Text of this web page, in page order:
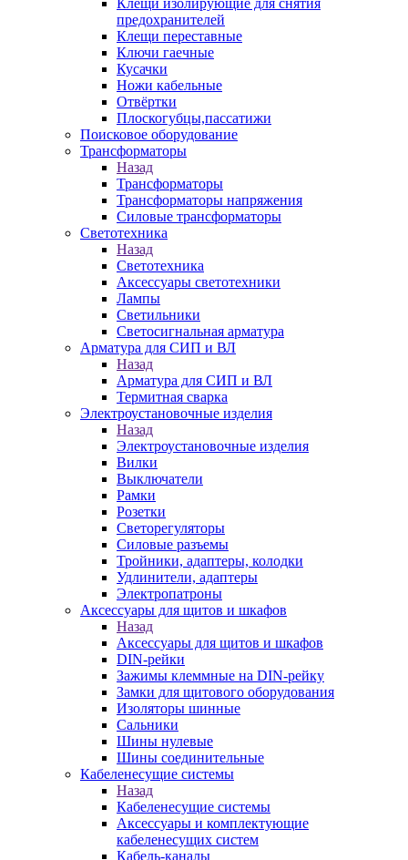
Клещи изолирующие для снятия
предохранителей
Клещи переставные
Ключи гаечные
Кусачки
Ножи кабельные
Отвёртки
Плоскогубцы,пассатижи
Поисковое оборудование
Трансформаторы
Назад
Трансформаторы
Трансформаторы напряжения
Силовые трансформаторы
Светотехника
Назад
Светотехника
Аксессуары светотехники
Лампы
Светильники
Светосигнальная арматура
Арматура для СИП и ВЛ
Назад
Арматура для СИП и ВЛ
Термитная сварка
Электроустановочные изделия
Назад
Электроустановочные изделия
Вилки
Выключатели
Рамки
Розетки
Светорегуляторы
Силовые разъемы
Тройники, адаптеры, колодки
Удлинители, адаптеры
Электропатроны
Аксессуары для щитов и шкафов
Назад
Аксессуары для щитов и шкафов
DIN-рейки
Зажимы клеммные на DIN-рейку
Замки для щитового оборудования
Изоляторы шинные
Сальники
Шины нулевые
Шины соединительные
Кабеленесущие системы
Назад
Кабеленесущие системы
Аксессуары и комплектующие
кабеленесущих систем
Кабель-каналы